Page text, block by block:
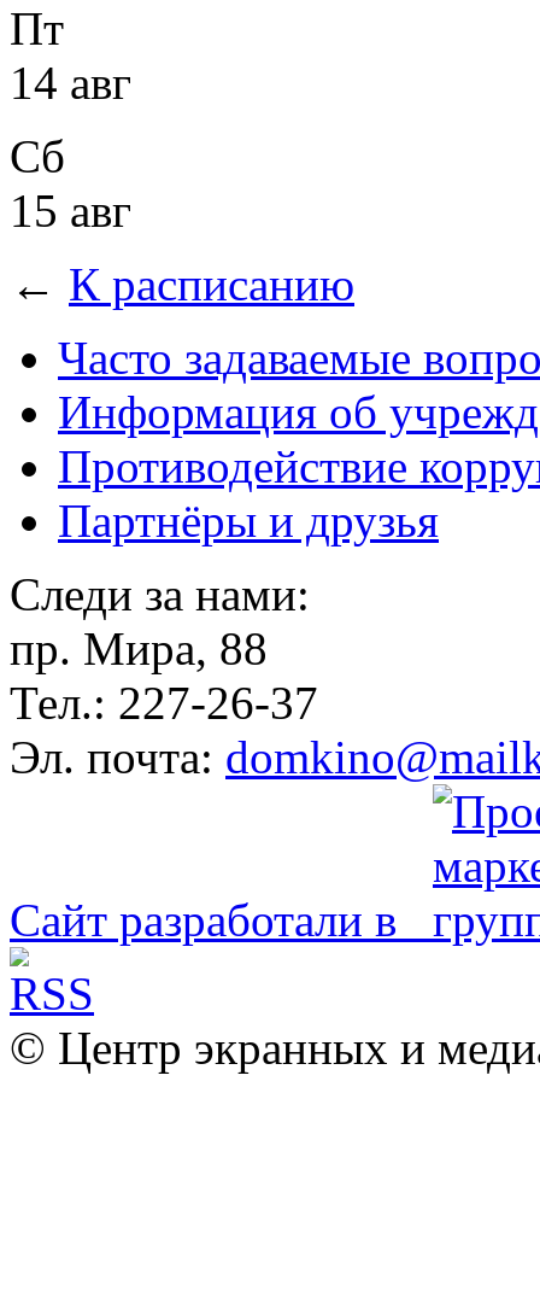
Пт
14 авг
Сб
15 авг
← К расписанию
Часто задаваемые
Информация об
Противодействие
Партнёры и друзья
Следи за нами:
пр. Мира, 88
Тел.: 227-26-37
Эл. почта:
Сайт разработали в
© Центр экранных и